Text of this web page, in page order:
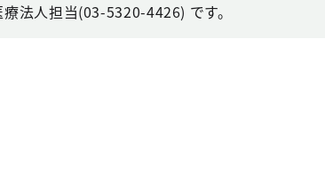
法人担当(03-5320-4426) です。